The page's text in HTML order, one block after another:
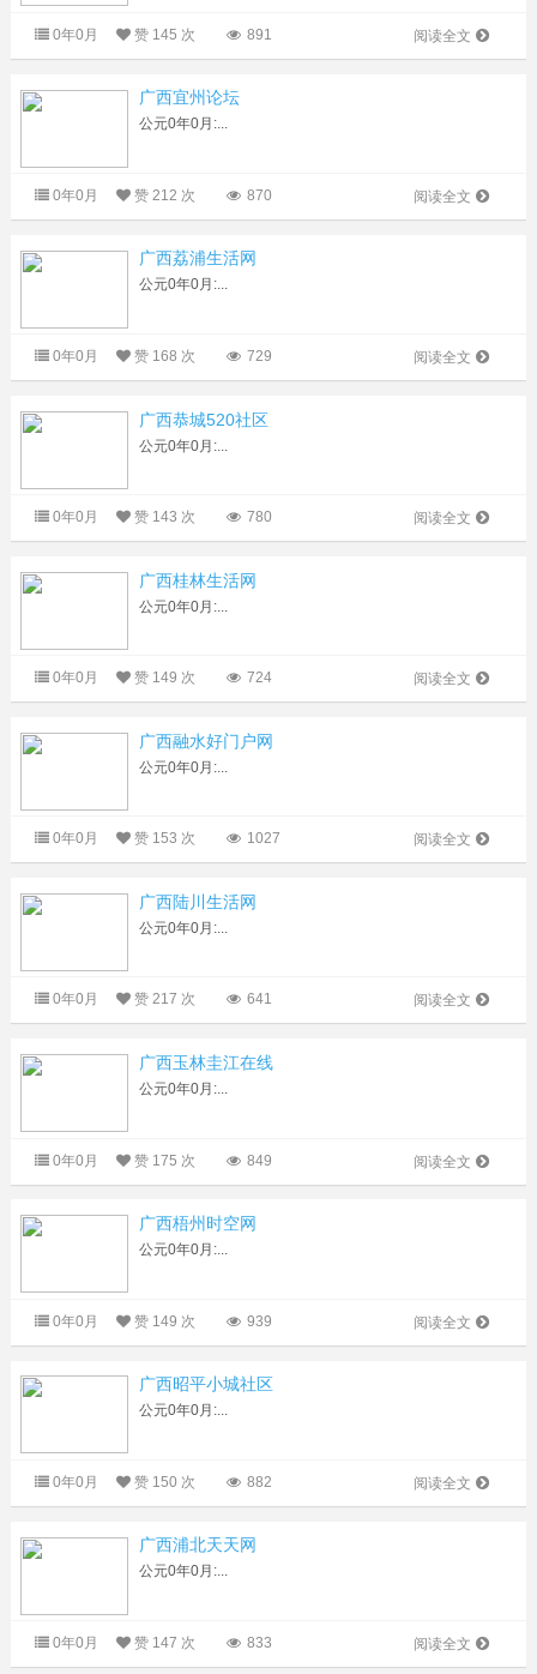
阅读全文
0年0月 赞 145 次 891
广西宜州论坛
公元0年0月:...
阅读全文
0年0月 赞212 次 870
广西荔浦生活网
公元0年0月:...
阅读全文
0年0月 赞 168 次 729
广西恭城520社区
公元0年0月:...
阅读全文
0年0月 赞 143 次 780
广西桂林生活网
公元0年0月:...
阅读全文
0年0月 赞 149 次 724
广西融水好门户网
公元0年0月:...
阅读全文
0年0月 赞 153 次 1027
广西陆川生活网
公元0年0月:...
阅读全文
0年0月 赞217 次 641
广西玉林圭江在线
公元0年0月:...
阅读全文
0年0月 赞 175 次 849
广西梧州时空网
公元0年0月:...
阅读全文
0年0月 赞 149 次 939
广西昭平小城社区
公元0年0月:...
阅读全文
0年0月 赞 150 次 882
广西浦北天天网
公元0年0月:...
阅读全文
0年0月 赞 147 次 833